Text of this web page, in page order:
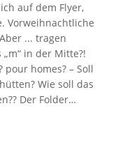
auf dem Flyer,
Vorweihnachtliche
... tragen
in der Mitte?!
pour homes? – Soll
Wie soll das
Der Folder…